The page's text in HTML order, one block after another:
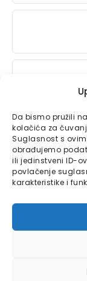
Da bismo pružili
kolačića za
Suglasnost s
obrađujemo
ili jedinstveni ID-
povlačenje
karakteristike i
Linkovi
Kontaktirajte
Impressum